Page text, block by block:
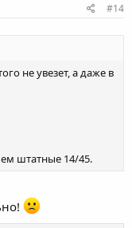
#14
не увезет, а даже в
штатные 14/45.